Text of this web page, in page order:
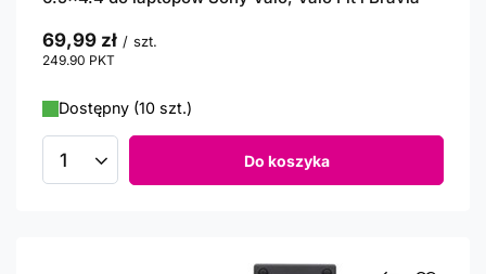
69,99 zł / szt.
249.90 PKT
Dostępny (10 szt.)
Ilość produktów Do koszyka